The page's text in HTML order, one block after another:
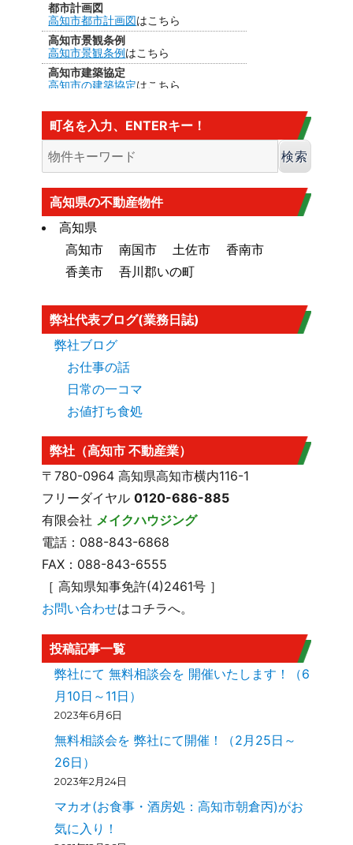
都市計画図
高知市都市計画図はこちら
高知市景観条例
高知市景観条例 はこちら
高知市建築協定
高知市の建築協定はこちら
高知市の建法22条区域
はこちら・・・
カヤ葺き、ログハウスはダメ
香南市の海抜
香南市の海抜（標高）
高知市大規模盛土造成地マップ
ら
町名を入力、ENTERキー！
高知県の不動産物件
高知県
高知市
南国市 土佐市
香南市
香美市
吾川郡いの町
弊社代表ブログ(業務日誌)
弊社ブログ
お仕事の話
日常の一コマ
お値打ち食処
弊社（高知市 不動産業）
〒780-0964 高知県高知市横内116-1
フリーダイヤル0120-686-885
有限会社 メイクハウジング
電話：088-843-6868
FAX：088-843-6555
［ 高知県知事免許(4)2461号 ］
お問い合わせはコチラへ。
投稿記事一覧
弊社にて 無料相談会を 開催いたします！（6
月10日～11日）
2023年6月6日
無料相談会を 弊社にて開催！（2月25日～
26日）
2023年2月24日
マカオ(お食事・酒房処：高知市朝倉丙)がお
気に入り！